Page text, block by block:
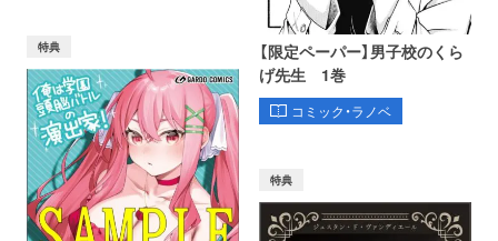
【限定ペーパー】男子校のくら
げ先生 1巻
コミック・ラノベ
特典
特典